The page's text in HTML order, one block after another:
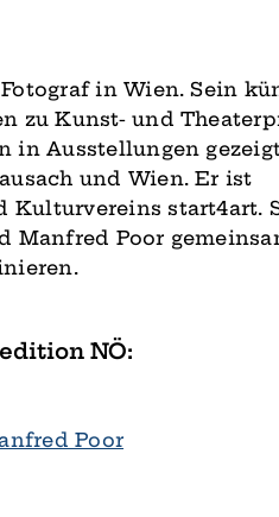
in Wien. Sein
zu Kunst- und
in Ausstellungen
und Wien. Er ist
Kulturvereins start4art.
Manfred Poor
NÖ:
Poor